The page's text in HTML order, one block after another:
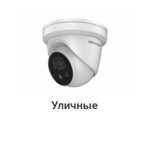
Уличные